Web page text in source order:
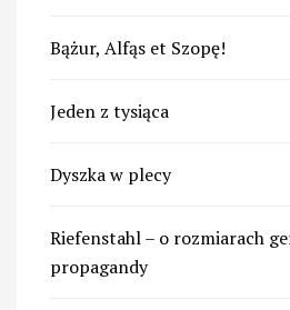
Bążur, Alfąs et Szopę!
Jeden z tysiąca
Dyszka w plecy
Riefenstahl – o rozmiarach
propagandy